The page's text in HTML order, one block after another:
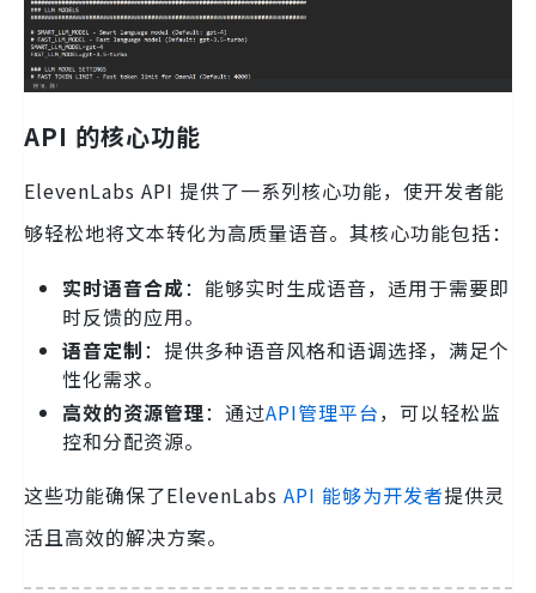
API 的核心功能
ElevenLabs API 提供了一系列核心功能，使开发者能
够轻松地将文本转化为高质量语音。其核心功能包括：
实时语音合成：能够实时生成语音，适用于需要即
时反馈的应用。
语音定制：提供多种语音风格和语调选择，满足个
性化需求。
高效的资源管理：通过API管理平台，可以轻松监
控和分配资源。
这些功能确保了ElevenLabs API 能够为开发者提供灵
活且高效的解决方案。